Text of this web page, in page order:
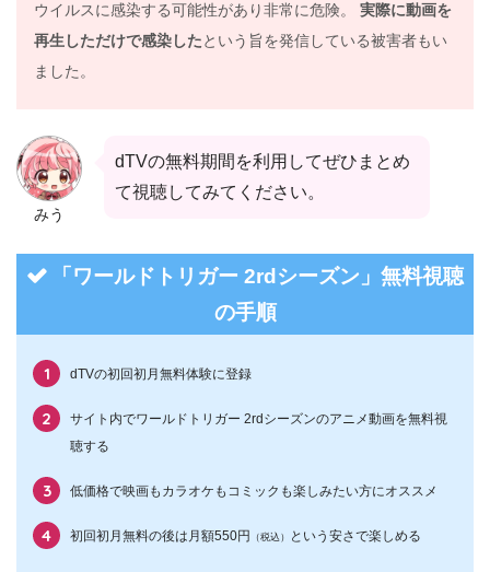
ウイルスに感染する可能性があり非常に危険。 実際に動画を
再生しただけで感染したという旨を発信している被害者もい
ました。
みう
dTVの無料期間を利用してぜひまとめ
て視聴してみてください。
「ワールドトリガー 2rdシーズン」無料視聴
の手順
dTVの初回初月無料体験に登録
サイト内でワールドトリガー 2rdシーズンのアニメ動画を無料視
聴する
低価格で映画もカラオケもコミックも楽しみたい方にオススメ
初回初月無料の後は月額550円 （税込） という安さで楽しめる